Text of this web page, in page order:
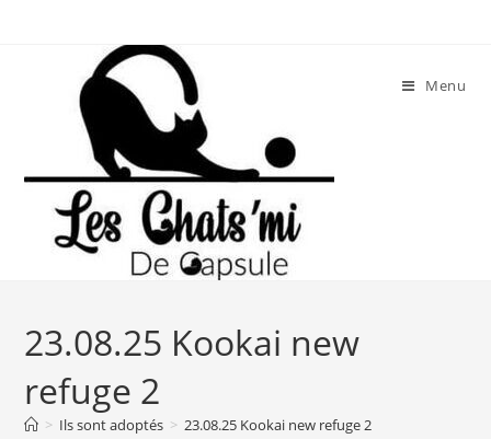
Menu
23.08.25 Kookai new
refuge 2
> Ils sont adoptés > 23.08.25 Kookai new refuge 2